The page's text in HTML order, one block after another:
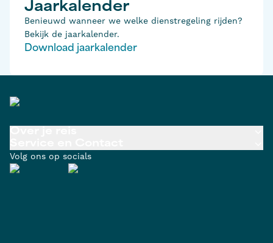
Jaarkalender
Benieuwd wanneer we welke dienstregeling rijden?
Bekijk de jaarkalender.
Download jaarkalender
Volg ons op socials